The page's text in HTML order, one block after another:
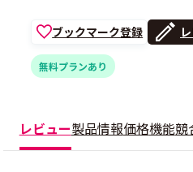
ブックマーク登録
無料プランあり
レビュー製品情報価格機能競